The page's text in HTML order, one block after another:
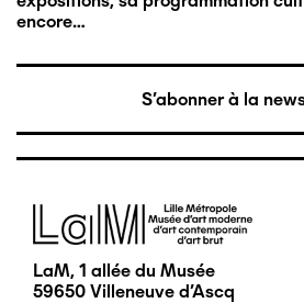
encore…
S'abonner à la
Image
LaM, 1 allée du Musée
59650 Villeneuve d'Ascq